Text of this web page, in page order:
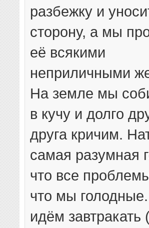
разбежку и
сторону, а мы
её всякими
неприличными
На земле мы
в кучу и долго
друга кричим.
самая разумная
что все
что мы
идём завтракать